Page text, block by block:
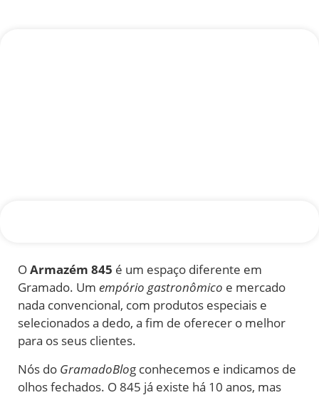
OArmazém 845 é um espaço diferente em
Gramado. Um empório gastronômico e mercado
nada convencional, com produtos especiais e
selecionados a dedo, a fim de oferecer o melhor
para os seus clientes.
Nós do GramadoBlog conhecemos e indicamos de
olhos fechados. O 845 já existe há 10 anos, mas